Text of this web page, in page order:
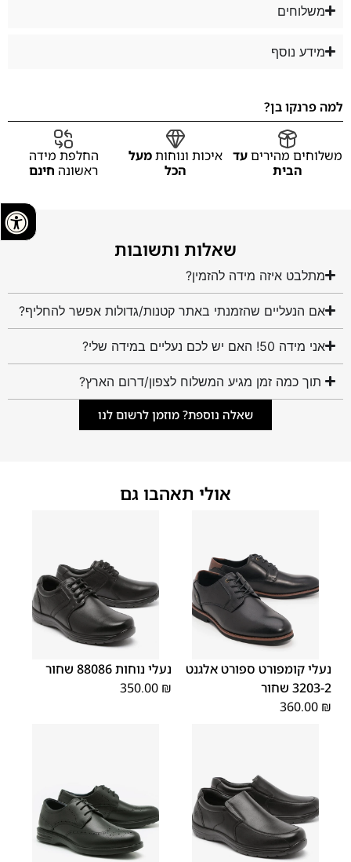
משלוחים
מידע נוסף
למה פרנקו בן?
משלוחים מהיריםעד
הבית
איכות ונוחותמעל
הכל
החלפת מידה
ראשונה חינם
שאלות ותשובות
מתלבט איזה מידה להזמין?
אם הנעליים שהזמנתי באתר קטנות/גדולות אפשר להחליף?
אני מידה 50! האם יש לכם נעליים במידה שלי?
תוך כמה זמן מגיע המשלוח לצפון/דרום הארץ?
שאלה נוספת? מוזמן לרשום לנו
אולי תאהבו גם
40
41
42
43
44
נעלי קומפורט ספורט אלגנט
3203-2 שחור
360.00 ₪
40
41
42
43
44
נעלי נוחות 88086 שחור
350.00 ₪
40
41
42
43
40
41
42
43
44